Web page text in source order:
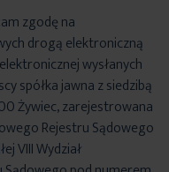
zgodę na
drogą elektroniczną
wysłanych
spółka jawna z siedzibą
Żywiec, zarejestrowana
Rejestru Sądowego
VIII Wydział